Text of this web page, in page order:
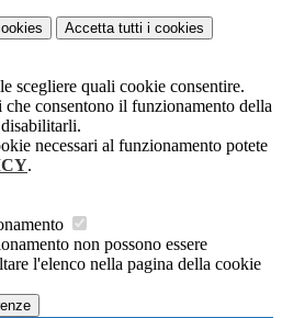
Accetta tutti i cookies
scegliere quali cookie consentire.
consentono il funzionamento della
necessari al funzionamento potete
.
non possono essere
l'elenco nella pagina della cookie